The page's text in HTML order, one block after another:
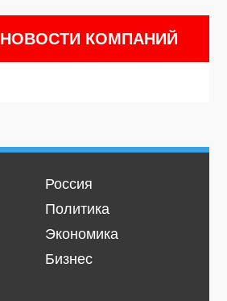
НОВОСТИ КОМПАНИЙ
Россия
Политика
Экономика
Бизнес